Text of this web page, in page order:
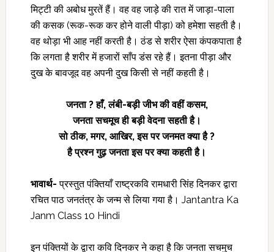
मिट्टी की अबोध मुरतें हैं। वह वह जाड़े की रात में जाड़ा-पाला
की कसक (रूक-रूक कर होने वाली पीड़ा) को हमेशा सहती है।
वह थोड़ा भी आह नहीं करती है। ठंड से शरीर ऐसा कंपकपाता है
कि लगता है शरीर में हजारों साँप डंस रहे हैं। इतना पीड़ा और
दुख के बावजूद वह अपनी दुख किसी से नहीं कहती है।
जनता? हाँ, लंबी-बड़ी जीभ की वहीं कसम,
जनता सचमूच ही बड़ी वेदना सहती है।
सो ठीक, मगर, आखिर, इस पर जनमत क्या है ?
है प्रश्न गुढ़ जनता इस पर क्या कहती है।
भावार्थ- प्रस्तुत पंक्तियाँ राष्ट्रकवि रामधारी सिंह दिनकर द्वारा
रचित पाठ जनतंत्र के जन्म से लिया गया है। Jantantra Ka
Janm Class 10 Hindi
इन पंक्तियों के द्वारा कवि दिनकर ने कहा है कि जनता सचमुच